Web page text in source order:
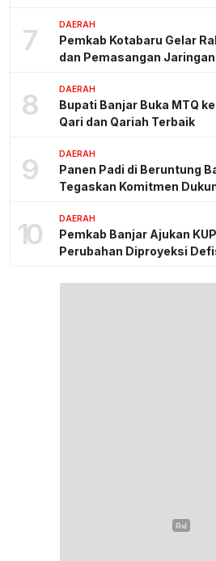
7 DAERAH
Pemkab Kotabaru Gelar
dan Pemasangan
8 DAERAH
Bupati Banjar Buka MTQ
Qari dan Qariah Terbaik
9 DAERAH
Panen Padi di Beruntung
Tegaskan Komitmen
10 DAERAH
Pemkab Banjar Ajukan
Perubahan Diproyeksi